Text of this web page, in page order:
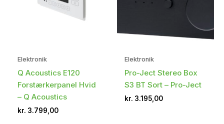
Elektronik
Q Acoustics E120
Forstærkerpanel Hvid
– Q Acoustics
kr. 3.799,00
Elektronik
Pro-Ject Stereo Box
S3 BT Sort – Pro-Ject
kr. 3.195,00